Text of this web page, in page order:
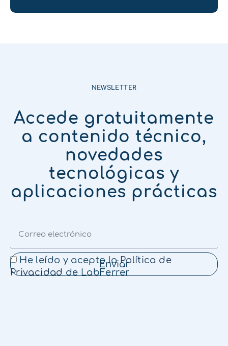
NEWSLETTER
Accede gratuitamente
a contenido técnico,
novedades
tecnológicas y
aplicaciones prácticas
He leído y acepto la Política de
Privacidad de LabFerrer
Enviar